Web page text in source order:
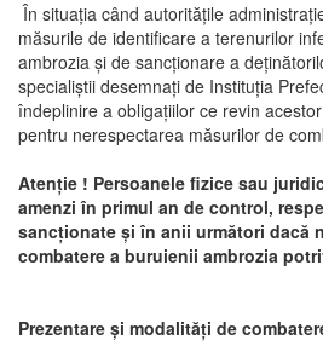
În situația când autoritățile
măsurile de identificare a terenurilor
ambrozia și de sancționare a
specialiștii desemnați de Instituția
îndeplinire a obligațiilor ce revin
pentru nerespectarea măsurilor de
Atenție ! Persoanele fizice sau
amenzi în primul an de control,
sancționate și în anii următori dacă
combatere a buruienii ambrozia
Prezentare și modalități de